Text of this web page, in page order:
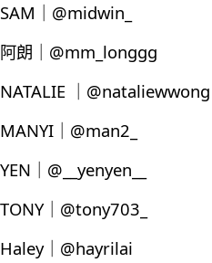
SAM｜@midwin_
阿朗｜@mm_longgg
NATALIE ｜@nataliewwong
MANYI｜@man2_
YEN｜@__yenyen__
TONY｜@tony703_
Haley｜@hayrilai